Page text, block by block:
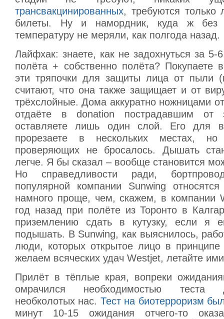
трансвакцинированных, требуются только
билеты. Ну и намордник, куда ж
температуру не меряли, как полгода назад.
Лайфхак: знаете, как не задохнуться за 5-
полёта + собственно полёта? Покупаете
эти тряпочки для защиты лица от пыли
считают, что она также защищает и от
трёхслойные. Дома аккуратно ножницами
отдаёте в donation пострадавшим от
оставляете лишь один слой. Его для
прорезаете в нескольких местах,
проверяющих не бросалось. Дышать
легче. Я бы сказал – вообще становится
Но справедливости ради,
популярной компании Sunwing
намного проще, чем, скажем, в компании
год назад при полёте из Торонто в
приземлению сдать в кутузку, если я
подышать. В Sunwing, как выяснилось,
люди, которых открытое лицо в принципе
желаем всяческих удач Westjet, летайте
Прилёт в тёплые края, вопреки
омрачился необходимостью теста
необколотых нас. Тест на биотерроризм
минут 10-15 ожидания отчего-то